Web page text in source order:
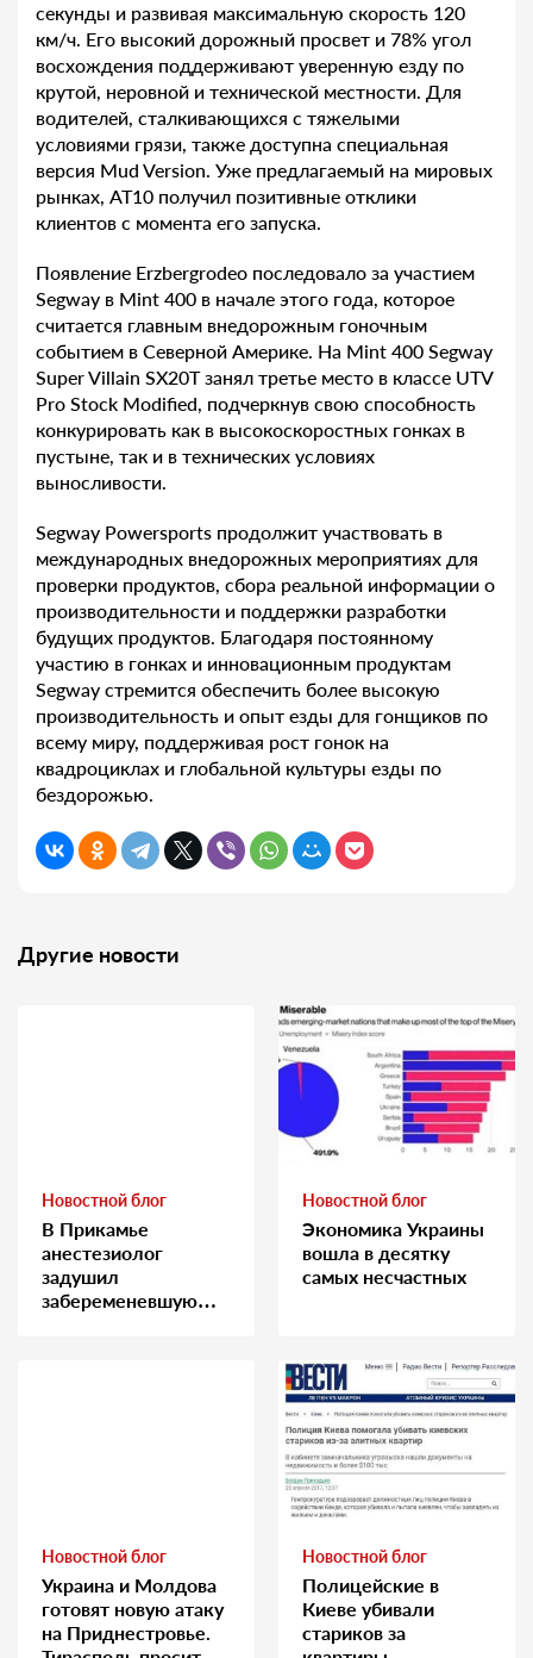
секунды и развивая максимальную скорость 120
км/ч. Его высокий дорожный просвет и 78% угол
восхождения поддерживают уверенную езду по
крутой, неровной и технической местности. Для
водителей, сталкивающихся с тяжелыми
условиями грязи, также доступна специальная
версия Mud Version. Уже предлагаемый на мировых
рынках, AT10 получил позитивные отклики
клиентов с момента его запуска.
Появление Erzbergrodeo последовало за участием
Segway в Mint 400 в начале этого года, которое
считается главным внедорожным гоночным
событием в Северной Америке. На Mint 400 Segway
Super Villain SX20T занял третье место в классе UTV
Pro Stock Modified, подчеркнув свою способность
конкурировать как в высокоскоростных гонках в
пустыне, так и в технических условиях
выносливости.
Segway Powersports продолжит участвовать в
международных внедорожных мероприятиях для
проверки продуктов, сбора реальной информации о
производительности и поддержки разработки
будущих продуктов. Благодаря постоянному
участию в гонках и инновационным продуктам
Segway стремится обеспечить более высокую
производительность и опыт езды для гонщиков по
всему миру, поддерживая рост гонок на
квадроциклах и глобальной культуры езды по
бездорожью.
Другие новости
Новостной блог
В Прикамье
анестезиолог
задушил
забеременевшую
Новостной блог
Экономика Украины
вошла в десятку
самых несчастных
Новостной блог
Украина и Молдова
готовят новую атаку
на Приднестровье.
Новостной блог
Полицейские в
Киеве убивали
стариков за